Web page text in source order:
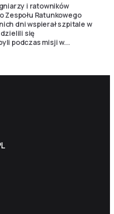
i ratowników
Zespołu Ratunkowego
dni wspierał szpitale w
się
podczas misji w...